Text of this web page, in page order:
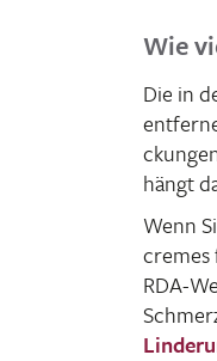
Wie
Die in
hängt
Wenn
cremes
RDA-